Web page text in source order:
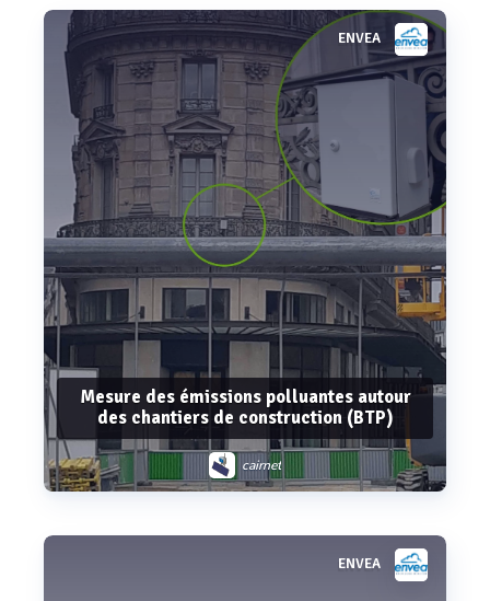
Voir plus ENVEA
Mesure des émissions polluantes autour
des chantiers de construction (BTP)
cairnet
ENVEA